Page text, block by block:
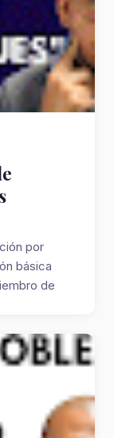
por
básica
de